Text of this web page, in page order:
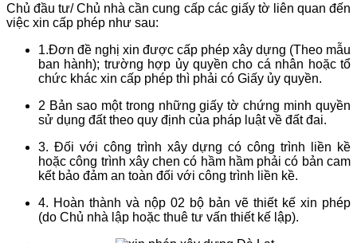
Chủ đầu tư/ Chủ nhà cần cung cấp các giấy tờ liên quan đến
việc xin cấp phép như sau:
1.Đơn đề nghị xin được cấp phép xây dựng (Theo mẫu
ban hành); trường hợp ủy quyền cho cá nhân hoặc tổ
chức khác xin cấp phép thì phải có Giấy ủy quyền.
2 Bản sao một trong những giấy tờ chứng minh quyền
sử dụng đất theo quy định của pháp luật về đất đai.
3. Đối với công trình xây dựng có công trình liền kề
hoặc công trình xây chen có hầm hầm phải có bản cam
kết bảo đảm an toàn đối với công trình liền kề.
4. Hoàn thành và nộp 02 bộ bản vẽ thiết kế xin phép
(do Chủ nhà lập hoặc thuê tư vấn thiết kế lập).